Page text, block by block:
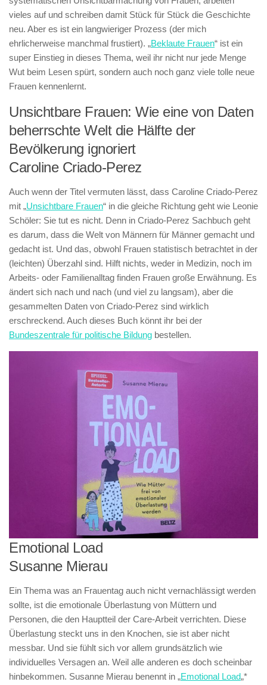
vieles auf und schreiben damit Stück für Stück die Geschichte
neu. Aber es ist ein langwieriger Prozess (der mich
ehrlicherweise manchmal frustiert). „Beklaute Frauen“ ist ein
super Einstieg in dieses Thema, weil ihr nicht nur jede Menge
Wut beim Lesen spürt, sondern auch noch ganz viele tolle neue
Frauen kennenlernt.
Unsichtbare Frauen: Wie eine von Daten
beherrschte Welt die Hälfte der
Bevölkerung ignoriert
Caroline Criado-Perez
Auch wenn der Titel vermuten lässt, dass Caroline Criado-Perez
mit „Unsichtbare Frauen“ in die gleiche Richtung geht wie Leonie
Schöler: Sie tut es nicht. Denn in Criado-Perez Sachbuch geht
es darum, dass die Welt von Männern für Männer gemacht und
gedacht ist. Und das, obwohl Frauen statistisch betrachtet in der
(leichten) Überzahl sind. Hilft nichts, weder in Medizin, noch im
Arbeits- oder Familienalltag finden Frauen große Erwähnung. Es
ändert sich nach und nach (und viel zu langsam), aber die
gesammelten Daten von Criado-Perez sind wirklich
erschreckend. Auch dieses Buch könnt ihr bei der
Bundeszentrale für politische Bildung bestellen.
Emotional Load
Susanne Mierau
Ein Thema was an Frauentag auch nicht vernachlässigt werden
sollte, ist die emotionale Überlastung von Müttern und
Personen, die den Hauptteil der Care-Arbeit verrichten. Diese
Überlastung steckt uns in den Knochen, sie ist aber nicht
messbar. Und sie fühlt sich vor allem grundsätzlich wie
individuelles Versagen an. Weil alle anderen es doch scheinbar
hinbekommen. Susanne Mierau benennt in „Emotional Load„*